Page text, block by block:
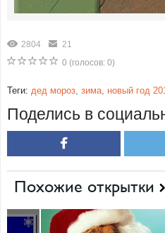
2804
21
0 (голосов: 0)
Теги: дед мороз, зима, новый год
Поделись в
Похожие открытки